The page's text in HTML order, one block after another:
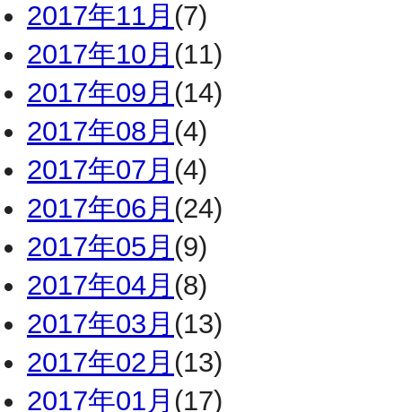
2017年11月 (7)
2017年10月 (11)
2017年09月 (14)
2017年08月 (4)
2017年07月 (4)
2017年06月 (24)
2017年05月 (9)
2017年04月 (8)
2017年03月 (13)
2017年02月 (13)
2017年01月 (17)